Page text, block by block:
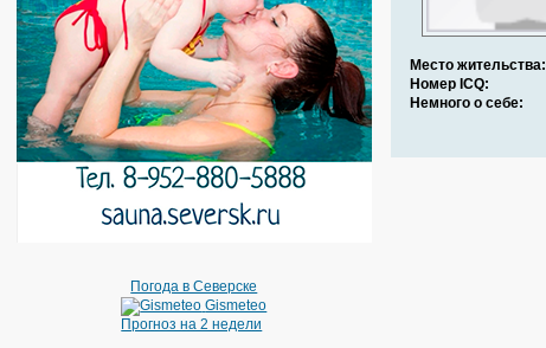
Погода в Северске
Gismeteo
Прогноз на 2 недели
Место жительства:
Номер ICQ:
Немного о себе: